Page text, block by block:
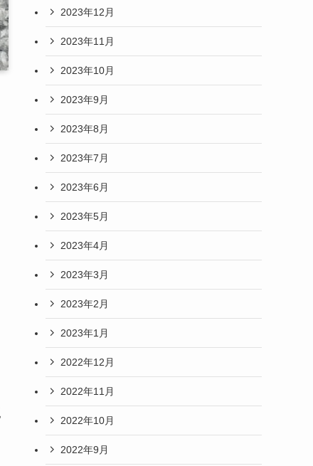
2023年12月
2023年11月
2023年10月
2023年9月
2023年8月
2023年7月
2023年6月
2023年5月
2023年4月
2023年3月
2023年2月
2023年1月
2022年12月
2022年11月
2022年10月
2022年9月